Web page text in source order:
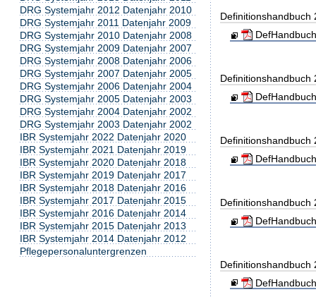
Definitionshandbuch
Definitionshandbuch
Definitionshandbuch
Definitionshandbuch
Definitionshandbuch
DRG Systemjahr 2012 Datenjahr 2010
DRG Systemjahr 2011 Datenjahr 2009
DRG Systemjahr 2010 Datenjahr 2008
DRG Systemjahr 2009 Datenjahr 2007
DRG Systemjahr 2008 Datenjahr 2006
DRG Systemjahr 2007 Datenjahr 2005
DRG Systemjahr 2006 Datenjahr 2004
DRG Systemjahr 2005 Datenjahr 2003
DRG Systemjahr 2004 Datenjahr 2002
DRG Systemjahr 2003 Datenjahr 2002
IBR Systemjahr 2022 Datenjahr 2020
IBR Systemjahr 2021 Datenjahr 2019
IBR Systemjahr 2020 Datenjahr 2018
IBR Systemjahr 2019 Datenjahr 2017
IBR Systemjahr 2018 Datenjahr 2016
IBR Systemjahr 2017 Datenjahr 2015
IBR Systemjahr 2016 Datenjahr 2014
IBR Systemjahr 2015 Datenjahr 2013
IBR Systemjahr 2014 Datenjahr 2012
Pflegepersonaluntergrenzen